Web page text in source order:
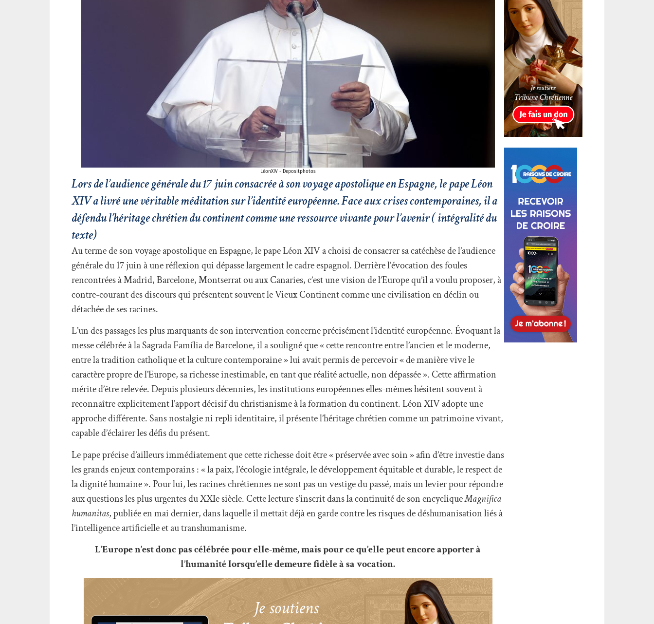
LéonXIV - Depositphotos
Lors de l’audience générale du 17 juin consacrée à son voyage apostolique en Espagne, le pape Léon
XIV a livré une véritable méditation sur l’identité européenne. Face aux crises contemporaines, il a
défendu l’héritage chrétien du continent comme une ressource vivante pour l’avenir ( intégralité du
texte)
Au terme de son voyage apostolique en Espagne, le pape Léon XIV a choisi de consacrer sa catéchèse de l’audience
générale du 17 juin à une réflexion qui dépasse largement le cadre espagnol. Derrière l’évocation des foules
rencontrées à Madrid, Barcelone, Montserrat ou aux Canaries, c’est une vision de l’Europe qu’il a voulu proposer, à
contre-courant des discours qui présentent souvent le Vieux Continent comme une civilisation en déclin ou
détachée de ses racines.
L’un des passages les plus marquants de son intervention concerne précisément l’identité européenne. Évoquant la
messe célébrée à la Sagrada Família de Barcelone, il a souligné que « cette rencontre entre l’ancien et le moderne,
entre la tradition catholique et la culture contemporaine » lui avait permis de percevoir « de manière vive le
caractère propre de l’Europe, sa richesse inestimable, en tant que réalité actuelle, non dépassée ». Cette affirmation
mérite d’être relevée. Depuis plusieurs décennies, les institutions européennes elles-mêmes hésitent souvent à
reconnaître explicitement l’apport décisif du christianisme à la formation du continent. Léon XIV adopte une
approche différente. Sans nostalgie ni repli identitaire, il présente l’héritage chrétien comme un patrimoine vivant,
capable d’éclairer les défis du présent.
Le pape précise d’ailleurs immédiatement que cette richesse doit être « préservée avec soin » afin d’être investie dans
les grands enjeux contemporains : « la paix, l’écologie intégrale, le développement équitable et durable, le respect de
la dignité humaine ». Pour lui, les racines chrétiennes ne sont pas un vestige du passé, mais un levier pour répondre
aux questions les plus urgentes du XXIe siècle. Cette lecture s’inscrit dans la continuité de son encycliqueMagnifica
humanitas, publiée en mai dernier, dans laquelle il mettait déjà en garde contre les risques de déshumanisation liés à
l’intelligence artificielle et au transhumanisme.
L’Europe n’est donc pas célébrée pour elle-même, mais pour ce qu’elle peut encore apporter à
l’humanité lorsqu’elle demeure fidèle à sa vocation.